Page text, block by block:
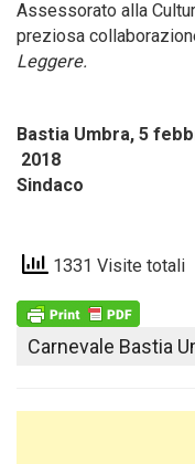
Assessorato alla
preziosa
Leggere.
Bastia Umbra, 5
2018
Sindaco
1331 Visite totali
Carnevale Bastia